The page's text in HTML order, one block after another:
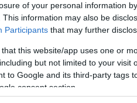
of your personal information
This information may also be
Participants that may further
that this website/app uses one or
but not limited to your visit
to Google and its third-party tags
consent section.
din zodiac